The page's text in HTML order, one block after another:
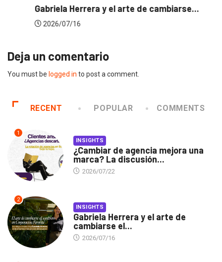
de cambiarse... Dos ecuatorianos en
Deja un comentario
You must be logged in to post a comment.
RECENT POPULAR COMMENTS
1
INSIGHTS
¿Cambiar de agencia mejora una
marca? La discusión...
2026/07/22
2
INSIGHTS
Gabriela Herrera y el arte de
cambiarse el...
2026/07/16